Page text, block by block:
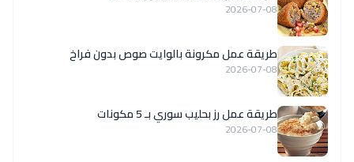
2026-07-08
طريقة عمل مكرونة بالوايت صوص بدون فراخ
2026-07-08
طريقة عمل رز بحليب سوري بـ 5 مكونات
2026-07-08